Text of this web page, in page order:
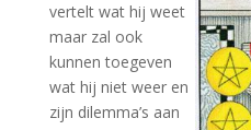
vertelt wat hij weet
maar zal ook
kunnen toegeven
wat hij niet weer en
zijn dilemma’s aan